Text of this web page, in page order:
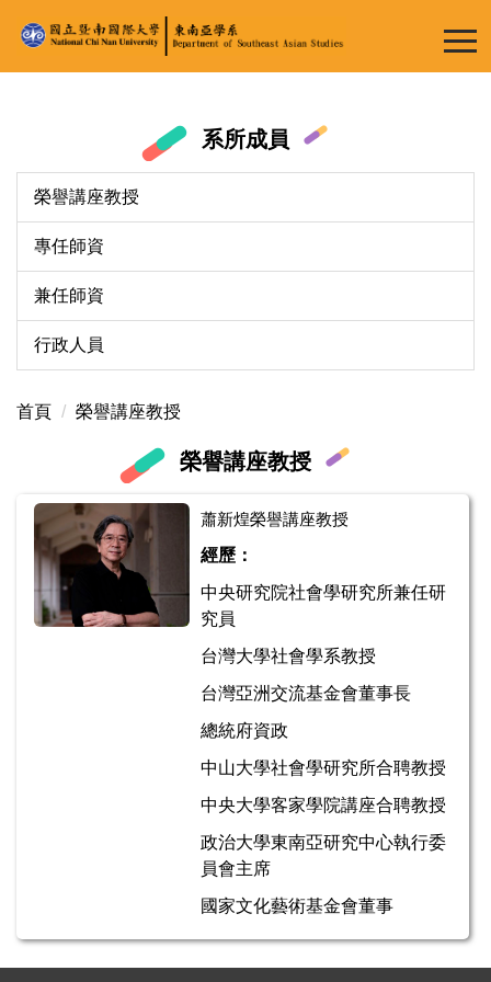
到
主
區
系所成員
榮譽講座教授
專任師資
兼任師資
行政人員
首頁 榮譽講座教授
榮譽講座教授
蕭新煌榮譽講座教授
經歷：
中央研究院社會學研究所兼任研
究員
台灣大學社會學系教授
台灣亞洲交流基金會董事長
總統府資政
中山大學社會學研究所合聘教授
中央大學客家學院講座合聘教授
政治大學東南亞研究中心執行委
員會主席
國家文化藝術基金會董事